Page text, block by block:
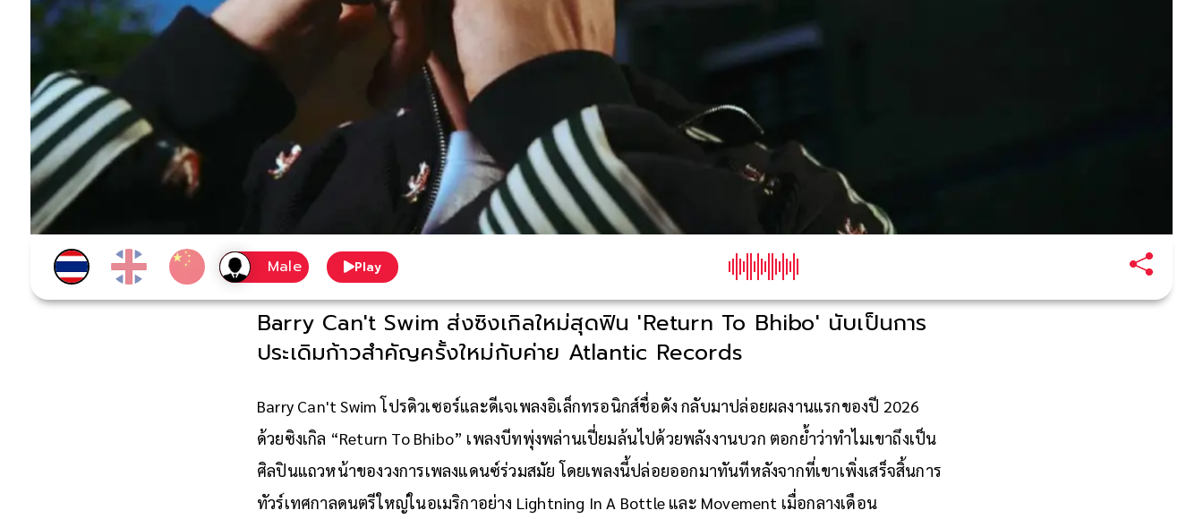
Play
Barry Can't Swim ส่งซิงเกิลใหม่สุดฟิน 'Return To Bhibo' นับเป็นการ
ประเดิมก้าวสำคัญครั้งใหม่กับค่าย Atlantic Records
Barry Can't Swim โปรดิวเซอร์และดีเจเพลงอิเล็กทรอนิกส์ชื่อดัง กลับมาปล่อยผลงานแรกของปี 2026
ด้วยซิงเกิล “Return To Bhibo” เพลงบีทพุ่งพล่านเปี่ยมล้นไปด้วยพลังงานบวก ตอกย้ำว่าทำไมเขาถึงเป็น
ศิลปินแถวหน้าของวงการเพลงแดนซ์ร่วมสมัย โดยเพลงนี้ปล่อยออกมาทันทีหลังจากที่เขาเพิ่งเสร็จสิ้นการ
ทัวร์เทศกาลดนตรีใหญ่ในอเมริกาอย่าง Lightning In A Bottle และ Movement เมื่อกลางเดือน